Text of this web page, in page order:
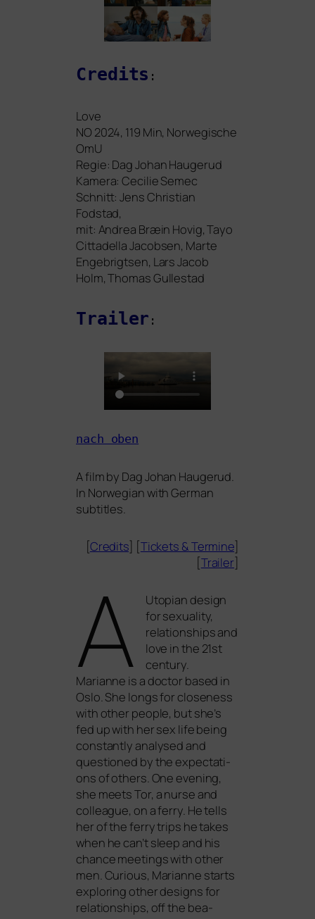
Credits :
Love
NO 2024, 119 Min, Norwegische
OmU
Regie: Dag Johan Haugerud
Kamera: Cecilie Semec
Schnitt: Jens Christian
Fodstad,
mit: Andrea Bræin Hovig, Tayo
Cittadella Jacobsen, Marte
Engebrigtsen, Lars Jacob
Holm, Thomas Gullestad
Trailer :
nach oben
A film by Dag Johan Haugerud.
In Norwegian with German
subtitles.
[Credits] [Tickets &Termine]
[Trailer]
A
Utopian design
for sexua­li­ty,
rela­ti­onships and
love in the 21st
cen­tu­ry.
Marianne is a doc­tor based in
Oslo. She longs for clo­sen­ess
with other peo­p­le, but she’s
fed up with her sex life being
con­stant­ly ana­ly­sed and
ques­tio­ned by the expec­ta­ti­
ons of others. One evening,
she meets Tor, a nur­se and
col­le­ague, on a fer­ry. He tells
her of the fer­ry trips he takes
when he can’t sleep and his
chan­ce mee­tings with other
men. Curious, Marianne starts
explo­ring other designs for
rela­ti­onships, off the bea­